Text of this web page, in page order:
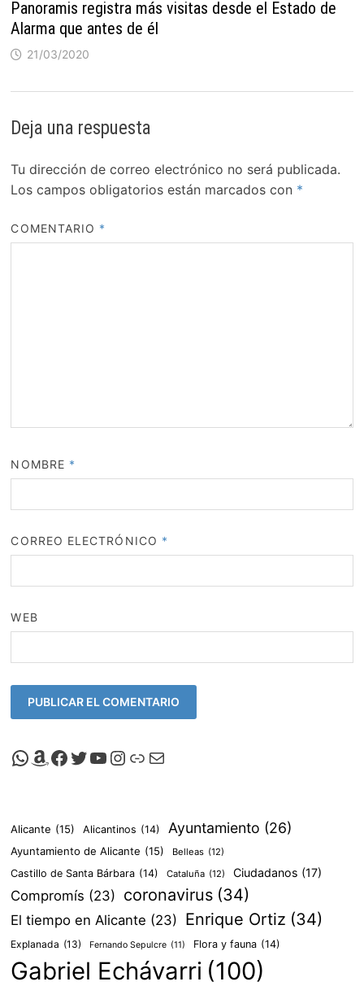
Panoramis registra más visitas desde el Estado de
Alarma que antes de él
21/03/2020
Deja una respuesta
Tu dirección de correo electrónico no será publicada.
Los campos obligatorios están marcados con *
COMENTARIO *
NOMBRE *
CORREO ELECTRÓNICO *
WEB
Canal de Whatsapp de Viscalacant
Comprar en Amazon
Facebook de Viscalacant
Twitter de Viscalacant
Canal de Youtube de Viscalacant
Instagram de Viscalacant
Viscalacant en Polkaverse
Correo electrónico
Alicante (15) Alicantinos (14) Ayuntamiento (26)
Ayuntamiento de Alicante (15) Belleas (12)
Castillo de Santa Bárbara (14) Cataluña (12) Ciudadanos (17)
Compromís (23) coronavirus (34)
El tiempo en Alicante (23) Enrique Ortiz (34)
Explanada (13) Fernando Sepulcre (11) Flora y fauna (14)
Gabriel Echávarri (100)